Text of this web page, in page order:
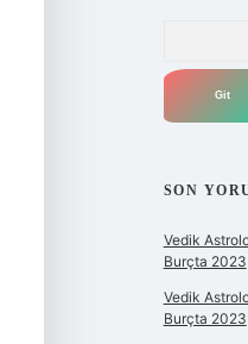
SON
Vedik
Burçta 2023
Vedik
Burçta 2023